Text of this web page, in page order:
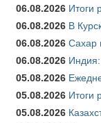
06.08.2026 Итоги
06.08.2026 В
06.08.2026 Сахар
06.08.2026 Индия:
05.08.2026
05.08.2026 Итоги
05.08.2026